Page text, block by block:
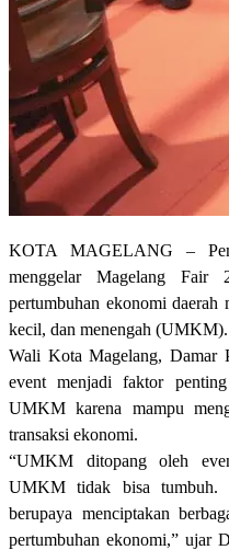
KOTA MAGELANG –
menggelar Magelang Fair
pertumbuhan ekonomi daerah
kecil, dan menengah (UMKM).
Wali Kota Magelang, Damar
event menjadi faktor
UMKM karena mampu
transaksi ekonomi.
“UMKM ditopang oleh
UMKM tidak bisa tumbuh.
berupaya menciptakan
pertumbuhan ekonomi,” ujar